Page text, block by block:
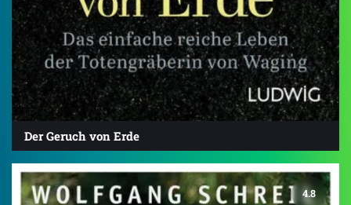
Der Geruch von Erde
4.8